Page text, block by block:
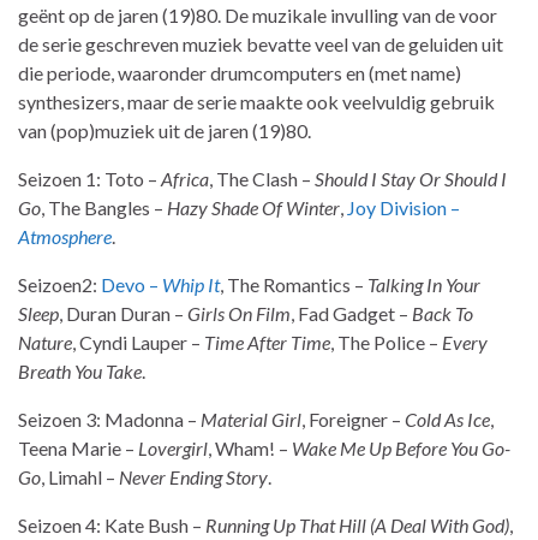
geënt op de jaren (19)80. De muzikale invulling van de voor
de serie geschreven muziek bevatte veel van de geluiden uit
die periode, waaronder drumcomputers en (met name)
synthesizers, maar de serie maakte ook veelvuldig gebruik
van (pop)muziek uit de jaren (19)80.
Seizoen 1: Toto – Africa, The Clash – Should I Stay Or Should I
Go, The Bangles – Hazy Shade Of Winter, Joy Division –
Atmosphere.
Seizoen2: Devo – Whip It, The Romantics – Talking In Your
Sleep, Duran Duran – Girls On Film, Fad Gadget – Back To
Nature, Cyndi Lauper – Time After Time, The Police – Every
Breath You Take.
Seizoen 3: Madonna – Material Girl, Foreigner – Cold As Ice,
Teena Marie – Lovergirl, Wham! – Wake Me Up Before You Go-
Go, Limahl – Never Ending Story.
Seizoen 4: Kate Bush – Running Up That Hill (A Deal With God),